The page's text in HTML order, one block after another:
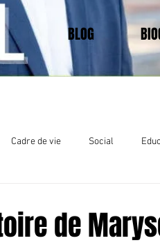
BLOG
Cadre de vie Social
de Maryse